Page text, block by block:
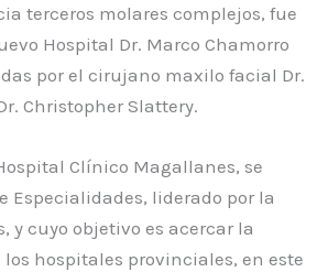
terceros molares complejos, fue
Hospital Dr. Marco Chamorro
por el cirujano maxilo facial Dr.
Christopher Slattery.
Clínico Magallanes, se
Especialidades, liderado por la
y cuyo objetivo es acercar la
hospitales provinciales, en este